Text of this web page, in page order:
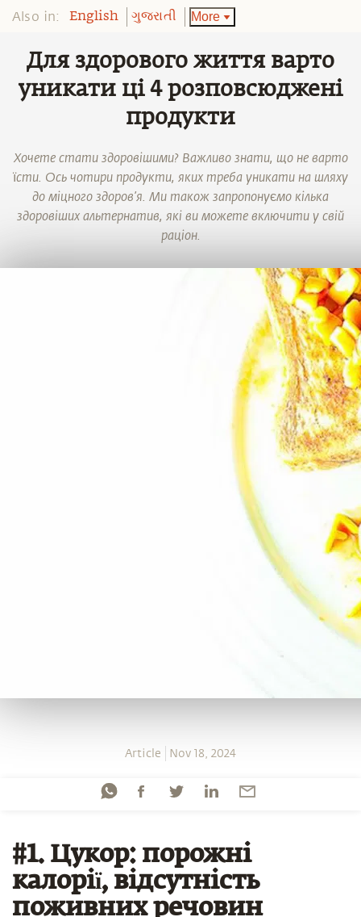
Also in: English ગુજરાતી More
Для здорового життя варто
уникати ці 4 розповсюджені
продукти
Хочете стати здоровішими? Важливо знати, що не варто
їсти. Ось чотири продукти, яких треба уникати на шляху
до міцного здоров’я. Ми також запропонуємо кілька
здоровіших альтернатив, які ви можете включити у свій
раціон.
Article Nov 18, 2024
#1. Цукор: порожні
калорії, відсутність
поживних речовин